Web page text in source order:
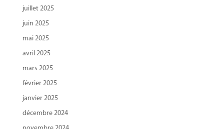
juillet 2025
juin 2025
mai 2025
avril 2025
mars 2025
février 2025
janvier 2025
décembre 2024